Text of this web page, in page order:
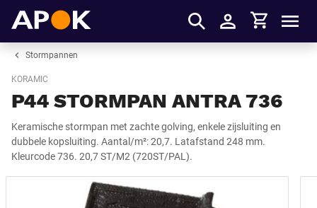
Inloggen
Winkelmandje
Stormpannen
KORAMIC
P44 STORMPAN ANTRA 736
Keramische stormpan met zachte golving, enkele zijsluiting en
dubbele kopsluiting. Aantal/m²: 20,7. Latafstand 248 mm.
Kleurcode 736. 20,7 ST/M2 (720ST/PAL).